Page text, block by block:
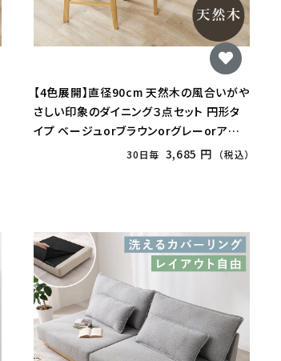
【4色展開】直径90cm 天然木の風合いがや
さしい印象のダイニング３点セット 円形タ
イプ ベージュorブラウンorグレーorアイ
30日毎 3,685 円 （税込）